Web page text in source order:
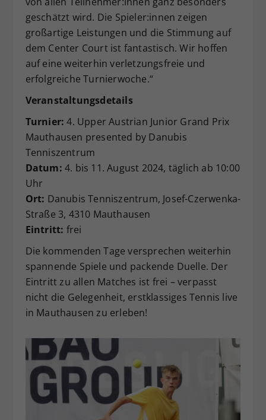
geschätzt wird. Die Spieler:innen zeigen
großartige Leistungen und die Stimmung auf
dem Center Court ist fantastisch. Wir hoffen
auf eine weiterhin verletzungsfreie und
erfolgreiche Turnierwoche.“
Veranstaltungsdetails
Turnier: 4. Upper Austrian Junior Grand Prix
Mauthausen presented by Danubis
Tenniszentrum
Datum: 4. bis 11. August 2024, täglich ab 10:00
Uhr
Ort: Danubis Tenniszentrum, Josef-Czerwenka-
Straße 3, 4310 Mauthausen
Eintritt: frei
Die kommenden Tage versprechen weiterhin
spannende Spiele und packende Duelle. Der
Eintritt zu allen Matches ist frei – verpasst
nicht die Gelegenheit, erstklassiges Tennis live
in Mauthausen zu erleben!